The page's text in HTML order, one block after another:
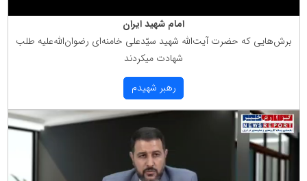
امام شهید ایران
برش‌هایی كه حضرت آیت‌الله شهید سیّدعلی خامنه‌ای رضوان‌الله‌علیه طلب
شهادت میكردند
رهبر شهیدم